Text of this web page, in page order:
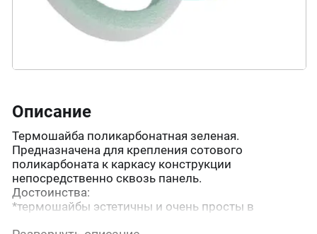
Описание
Термошайба поликарбонатная зеленая.
Предназначена для крепления сотового
поликарбоната к каркасу конструкции
непосредственно сквозь панель.
Достоинства:
*термошайбы эстетичны и очень просты в